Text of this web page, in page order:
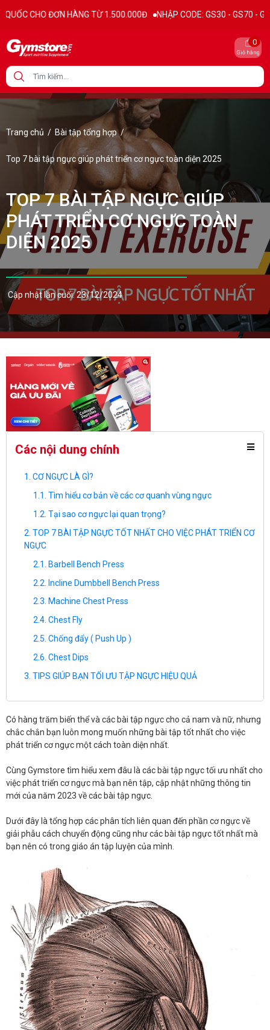
TỪ 1.500.000Đ NHẬP CODE: GS30 - GS70 - GS100 giảm trực tiếp
Giỏ hàng
0
Trang chủ / Bài tập tổng hợp/
Top 7 bài tập ngực giúp phát triển cơ ngực toàn diện 2025
TOP 7 BÀI TẬP NGỰC GIÚP
PHÁT TRIỂN CƠ NGỰC TOÀN
DIỆN 2025
Cập nhật lần cuối: 23/12/2024
Các nội dung chính
CƠ NGỰC LÀ GÌ?
Tìm hiểu cơ bản về các cơ quanh vùng ngực
Tại sao cơ ngực lại quan trọng?
TOP 7 BÀI TẬP NGỰC TỐT NHẤT CHO VIỆC PHÁT TRIỂN CƠ
NGỰC
Barbell Bench Press
Incline Dumbbell Bench Press
Machine Chest Press
Chest Fly
Chống đẩy ( Push Up )
Chest Dips
TIPS GIÚP BẠN TỐI ƯU TẬP NGỰC HIỆU QUẢ
Có hàng trăm biến thể và các bài tập ngực cho cả nam và nữ, nhưng
chắc chắn bạn luôn mong muốn những bài tập tốt nhất cho việc
phát triển cơ ngực một cách toàn diện nhất.
Cùng Gymstore tìm hiểu xem đâu là các bài tập ngực tối ưu nhất cho
việc phát triển cơ ngực mà bạn nên tập, cập nhật những thông tin
mới của năm 2023 về các bài tập ngực.
Dưới đây là tổng hợp các phân tích liên quan đến phần cơ ngực về
giải phẫu cách chuyển động cũng như các bài tập ngực tốt nhất mà
bạn nên có trong giáo án tập luyện của mình.